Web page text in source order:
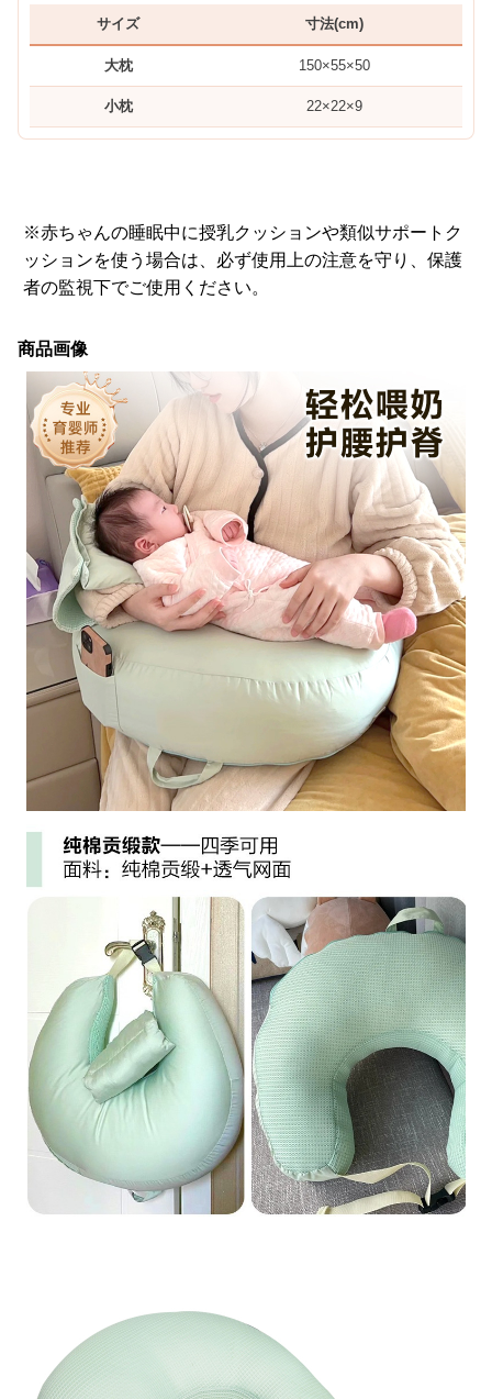
サイズ 寸法(cm)
大枕 150×55×50
小枕 22×22×9
※赤ちゃんの睡眠中に授乳クッションや類似サポートク
ッションを使う場合は、必ず使用上の注意を守り、保護
者の監視下でご使用ください。
商品画像